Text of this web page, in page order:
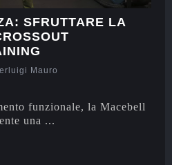
SFRUTTARE LA
Mauro
funzionale, la Macebell
una ...